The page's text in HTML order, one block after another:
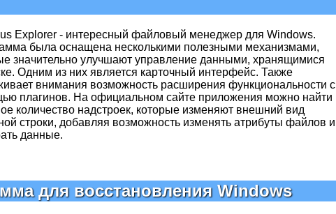
Explorer - интересный файловый менеджер для Windows.
была оснащена несколькими полезными механизмами,
значительно улучшают управление данными, хранящимися
Одним из них является карточный интерфейс. Также
внимания возможность расширения функциональности с
плагинов. На официальном сайте приложения можно найти
количество надстроек, которые изменяют внешний вид
строки, добавляя возможность изменять атрибуты файлов и
данные.
для восстановления Windows